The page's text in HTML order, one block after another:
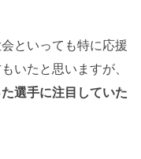
といっても特に応援
いたと思いますが、
選手に注目していた